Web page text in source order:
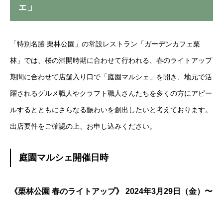
ェ」
「特別名勝 栗林公園」の常設レストラン「ガーデンカフェ栗
林」では、桜の満開時期に合わせて行われる、春のライトアップ
期間に合わせて店舗入り口で「庭園マルシェ」を開き、地元で活
躍されるグルメ職人やクラフト職人さんたちを多くの方にアピー
ルするとともにさらなる賑わいを創出したいと考えております。
出店要件をご確認の上、お申し込みください。
庭園マルシェ開催日時
《栗林公園 春のライトアップ》 2024年3月29日（金）〜